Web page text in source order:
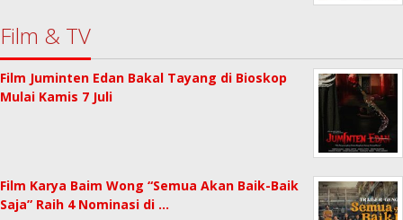
Film & TV
Film Juminten Edan Bakal Tayang di Bioskop
Mulai Kamis 7 Juli
Film Karya Baim Wong “Semua Akan Baik-Baik
Saja” Raih 4 Nominasi di …